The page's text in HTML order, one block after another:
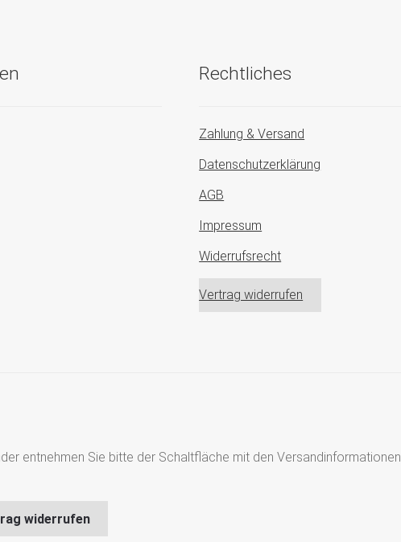
Rechtliches
Zahlung & Versand
Datenschutzerklärung
AGB
Impressum
Widerrufsrecht
Vertrag widerrufen
entnehmen Sie bitte der Schaltfläche mit den Versandinformationen.
widerrufen